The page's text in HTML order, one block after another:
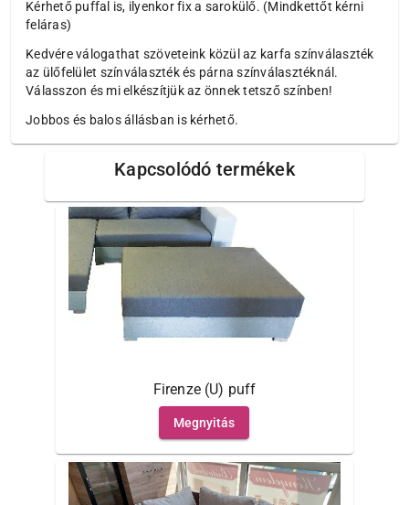
Kérhető puffal is, ilyenkor fix a sarokülő. (Mindkettőt kérni
feláras)
Kedvére válogathat szöveteink közül az karfa színválaszték
az ülőfelület színválaszték és párna színválasztéknál.
Válasszon és mi elkészítjük az önnek tetsző színben!
Jobbos és balos állásban is kérhető.
Kapcsolódó termékek
Firenze (U) puff
Megnyitás